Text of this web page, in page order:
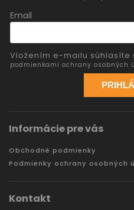
Email
Vložením e-mailu súhlasíte
podmienkami ochrany osobných
Informácie pre vás
Obchodné podmienky
Podmienky ochrany osobných
Kontakt